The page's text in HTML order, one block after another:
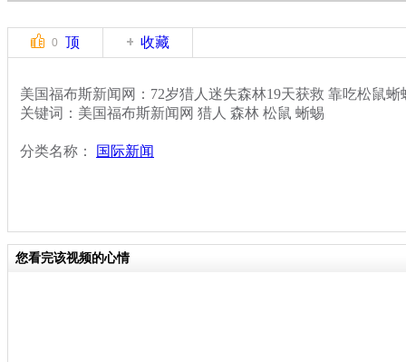
0 顶 收藏
美国福布斯新闻网：72岁猎人迷失森林19天获救 靠吃松鼠蜥
关键词：美国福布斯新闻网 猎人 森林 松鼠 蜥蜴
分类名称： 国际新闻
您看完该视频的心情